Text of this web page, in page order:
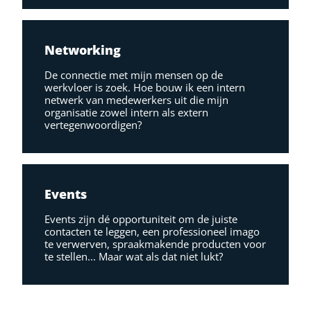
Networking
De connectie met mijn mensen op de
werkvloer is zoek. Hoe bouw ik een intern
netwerk van medewerkers uit die mijn
organisatie zowel intern als extern
vertegenwoordigen?
Events
Events zijn dé opportuniteit om de juiste
contacten te leggen, een professioneel imago
te verwerven, spraakmakende producten voor
te stellen... Maar wat als dat niet lukt?